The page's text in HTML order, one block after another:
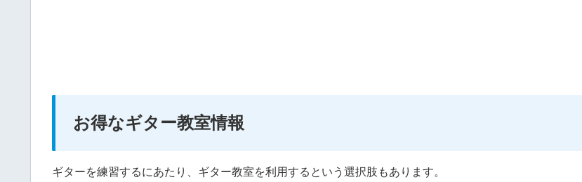
お得なギター教室情報
ギターを練習するにあたり、ギター教室を利用するという選択肢もあります。